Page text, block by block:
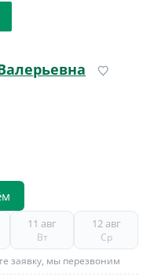
11 авг
Вт
12 авг
Ср
заявку, мы перезвоним